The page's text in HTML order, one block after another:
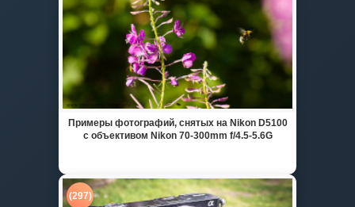
Примеры фотографий, снятых на Nikon D5100
с объективом Nikon 70-300mm f/4.5-5.6G
(297)